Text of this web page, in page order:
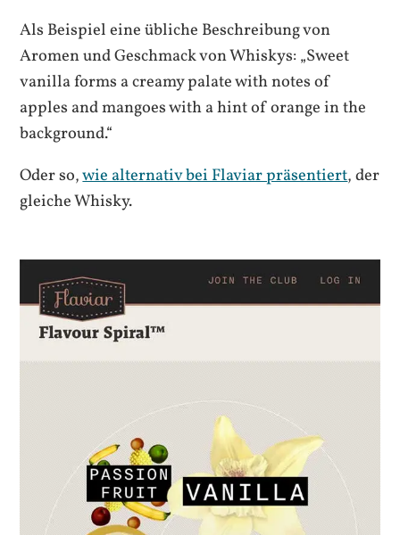
Als Beispiel eine übliche Beschreibung von
Aromen und Geschmack von Whiskys: „Sweet
vanilla forms a creamy palate with notes of
apples and mangoes with a hint of orange in the
background.“
Oder so,wie alternativ bei Flaviar präsentiert, der
gleiche Whisky.